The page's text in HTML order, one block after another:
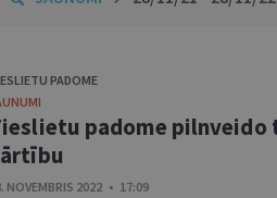
PADOME
padome pilnveido
NOVEMBRIS 2022 • 17:09